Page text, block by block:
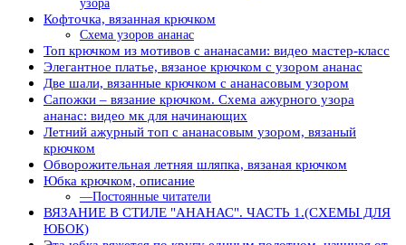
Кофточка, вязанная крючком
Схема узоров ананас
Топ крючком из мотивов с ананасами: видео мастер-класс
Элегантное платье, вязаное крючком с узором ананас
Две шали, вязанные крючком с ананасовым узором
Сапожки – вязание крючком. Схема ажурного узора
ананас: видео мк для начинающих
Летний ажурный топ с ананасовым узором, вязаный
крючком
Обворожительная летняя шляпка, вязаная крючком
Юбка крючком, описание
—Постоянные читатели
ВЯЗАНИЕ В СТИЛЕ "АНАНАС". ЧАСТЬ 1.(СХЕМЫ ДЛЯ
ЮБОК)